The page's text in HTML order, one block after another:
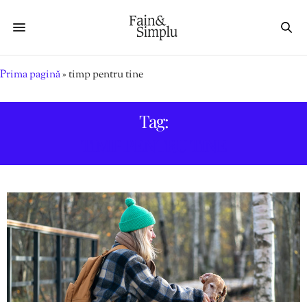
Prima pagină»timp pentru tine
Tag: